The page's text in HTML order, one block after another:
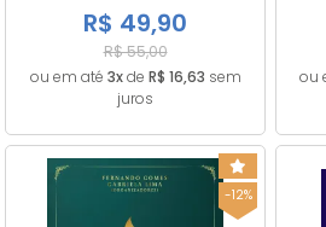
R$ 49,90
R$ 55,00
ou em até 3xde R$ 16,63 sem
juros
ou
-12%